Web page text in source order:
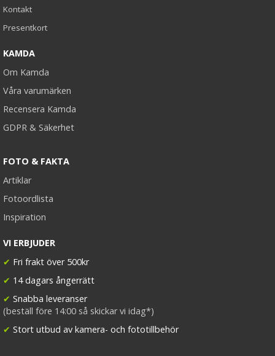
Kontakt
Presentkort
KAMDA
Om Kamda
Våra varumärken
Recensera Kamda
GDPR & Säkerhet
FOTO & FAKTA
Artiklar
Fotoordlista
Inspiration
VI ERBJUDER
✔ Fri frakt över 500kr
✔ 14 dagars ångerrätt
✔ Snabba leveranser
(beställ före 14:00 så skickar vi idag*)
✔ Stort utbud av kamera- och fototillbehör